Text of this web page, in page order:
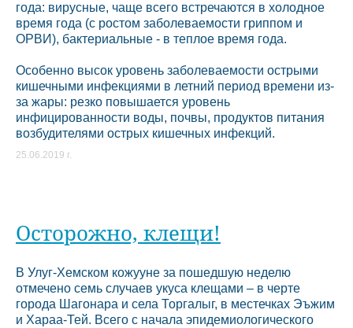
года: вирусные, чаще всего встречаются в холодное
время года (с ростом заболеваемости гриппом и
ОРВИ), бактериальные - в теплое время года.
Особенно высок уровень заболеваемости острыми
кишечными инфекциями в летний период времени из-
за жары: резко повышается уровень
инфицированности воды, почвы, продуктов питания
возбудителями острых кишечных инфекций.
25.06.2019 г.
Осторожно, клещи!
В Улуг-Хемском кожууне за пошедшую неделю
отмечено семь случаев укуса клещами – в черте
города Шагонара и села Торгалыг, в местечках Эъжим
и Хараа-Тей. Всего с начала эпидемиологического